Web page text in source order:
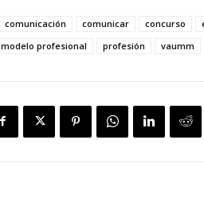
comunicación comunicar concurso
modelo profesional profesión vaumm